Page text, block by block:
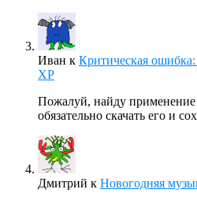
Иван к Критическая
XP
Пожалуй, найду применение
обязательно скачать его и
Дмитрий к Новогодняя